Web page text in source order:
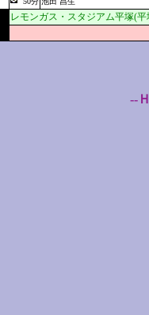
レモンガス・スタジアム平塚(平
--